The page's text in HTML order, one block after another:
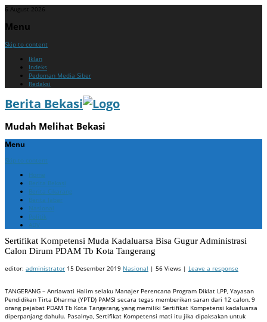
6 August 2026
Menu
Skip to content
Iklan
Indeks
Pedoman Media Siber
Redaksi
Berita Bekasi
Mudah Melihat Bekasi
Menu
Skip to content
Home
Berita Bekasi
Berita Cikarang
Berita Jabar
Nasional
Politik
ADV
Sertifikat Kompetensi Muda Kadaluarsa Bisa Gugur Administrasi
Calon Dirum PDAM Tb Kota Tangerang
editor: administrator 15 Desember 2019 Nasional | 56 Views | Leave a response
TANGERANG – Anriawati Halim selaku Manajer Perencana Program Diklat LPP, Yayasan
Pendidikan Tirta Dharma (YPTD) PAMSI secara tegas memberikan saran dari 12 calon, 9
orang pejabat PDAM Tb Kota Tangerang, yang memiliki Sertifikat Kompetensi kadaluarsa
diperpanjang dahulu. Pasalnya, Sertifikat Kompetensi mati itu jika dipaksakan untuk